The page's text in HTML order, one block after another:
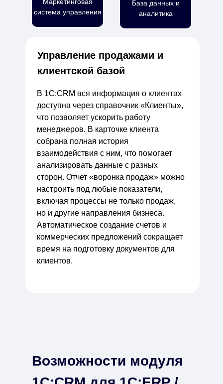
База данных и
аналитика
система управления
В 1С:CRM вся информация о клиентах
доступна через справочник «Клиенты»,
что позволяет ускорить работу
менеджеров. В карточке клиента
собрана полная история
взаимодействия с ним, что помогает
анализировать данные с разных
сторон. Отчет «воронка продаж» можно
настроить под любые показатели,
включая процессы не только продаж,
но и другие направления бизнеса.
Автоматическое создание счетов и
коммерческих предложений сокращает
время на подготовку документов для
клиентов.
Управление продажами и
клиентской базой
Возможности модуля